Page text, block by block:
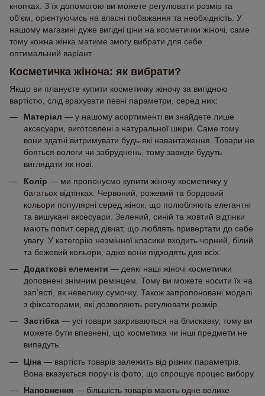
кнопках. З їх допомогою ви можете регулювати розмір та
об’єм, орієнтуючись на власні побажання та необхідність. У
нашому магазині дуже вигідні ціни на косметички жіночі, саме
тому кожна жінка матиме змогу вибрати для себе
оптимальний варіант.
Косметичка жіноча: як вибрати?
Якщо ви плануєте купити косметичку жіночу за вигідною
вартістю, слід врахувати певні параметри, серед них:
Матеріал — у нашому асортименті ви знайдете лише
аксесуари, виготовлені з натуральної шкіри. Саме тому
вони здатні витримувати будь-які навантаження. Товари не
бояться вологи чи забруднень, тому завжди будуть
виглядати як нові.
Колір — ми пропонуємо купити жіночу косметичку у
багатьох відтінках. Червоний, рожевий та бордовий
кольори популярні серед жінок, що полюбляють елегантні
та вишукані аксесуари. Зелений, синій та жовтий відтінки
мають попит серед дівчат, що люблять привертати до себе
увагу. У категорію незмінної класики входить чорний, білий
та бежевий кольори, адже вони підходять для всіх.
Додаткові елементи — деякі наші жіночі косметички
доповнені знімним ремінцем. Тому ви можете носити їх на
зап’ясті, як невелику сумочку. Також запропоновані моделі
з фіксаторами, які дозволяють регулювати розмір.
Застібка — усі товари закриваються на блискавку, тому ви
можете бути впевнені, що косметика чи інші предмети не
випадуть.
Ціна — вартість товарів залежить від різних параметрів.
Вона вказується поруч із фото, що спрощує процес вибору.
Наповнення — більшість товарів мають одне велике